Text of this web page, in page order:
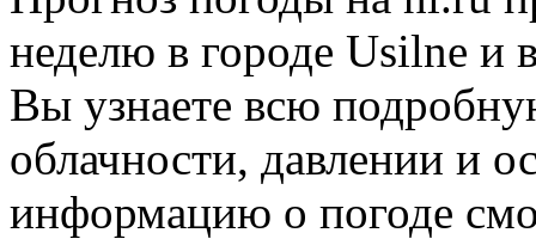
неделю в городе Usilne и
Вы узнаете всю
облачности, давлении и
информацию о погоде